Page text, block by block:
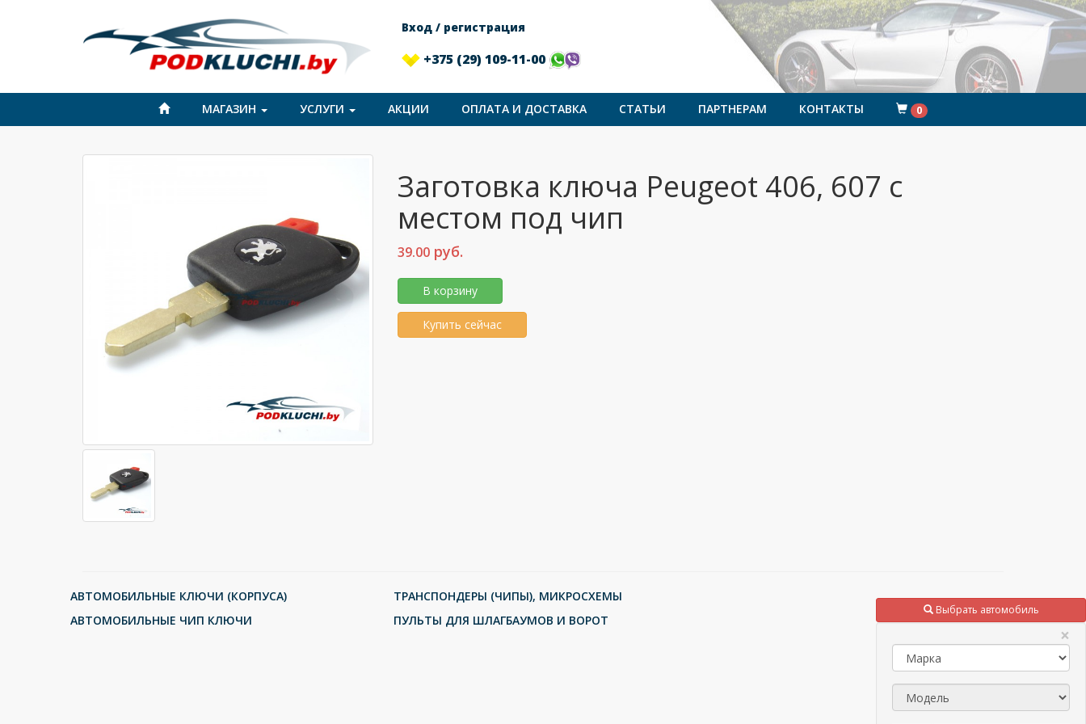
Вход / регистрация
+375 (29) 109-11-00
МАГАЗИН УСЛУГИ АКЦИИ ОПЛАТА И ДОСТАВКА СТАТЬИ ПАРТНЕРАМ КОНТАКТЫ 0
Заготовка ключа Peugeot 406, 607 с
местом под чип
39.00 руб.
В корзину
Купить сейчас
АВТОМОБИЛЬНЫЕ КЛЮЧИ (КОРПУСА)
АВТОМОБИЛЬНЫЕ ЧИП КЛЮЧИ
ТРАНСПОНДЕРЫ (ЧИПЫ), МИКРОСХЕМЫ
ПУЛЬТЫ ДЛЯ ШЛАГБАУМОВ И ВОРОТ
Выбрать автомобиль
×